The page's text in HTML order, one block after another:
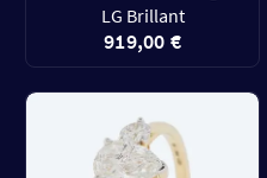
LG Brillant
919,00 €